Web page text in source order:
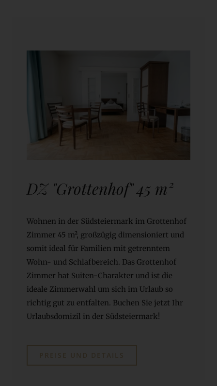
DZ "Grottenhof" 45 m²
Wohnen in der Südsteiermark im Grottenhof
Zimmer 45 m², großzügig dimensioniert und
somit ideal für Familien mit getrenntem
Wohn- und Schlafbereich. Das Grottenhof
Zimmer hat Suiten-Charakter und ist die
ideale Zimmerwahl um sich im Urlaub so
richtig gut zu entfalten. Buchen Sie jetzt Ihr
Urlaubsdomizil in der Südsteiermark!